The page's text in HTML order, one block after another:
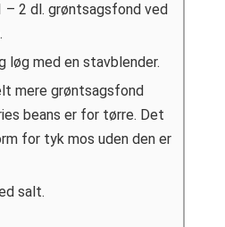
– 2 dl. grøntsagsfond ved
løg med en stavblender.
mere grøntsagsfond
beans er for tørre. Det
for tyk mos uden den er
salt.